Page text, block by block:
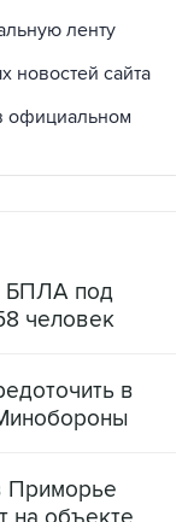
ленту
новостей сайта
официальном
БПЛА под
человек
в
Приморье